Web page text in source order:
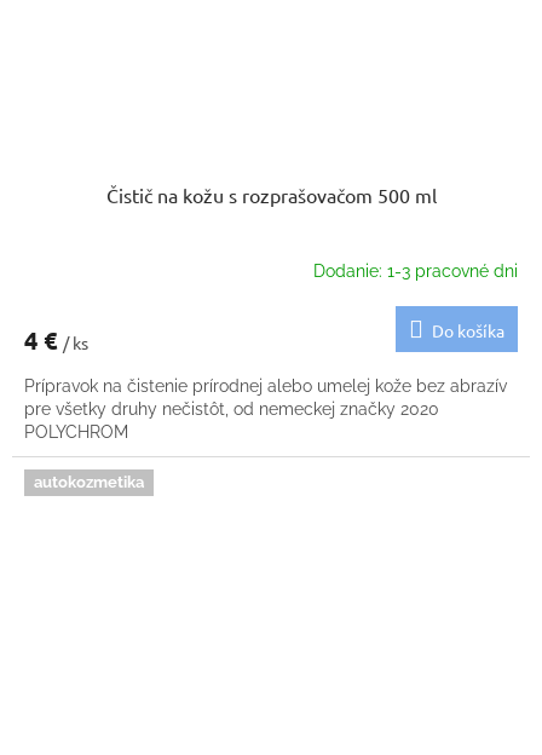
Čistič na kožu s rozprašovačom 500 ml
Dodanie: 1-3 pracovné dni
4 € / ks
Do košíka
Prípravok na čistenie prírodnej alebo umelej kože bez abrazív
pre všetky druhy nečistôt, od nemeckej značky 2020
POLYCHROM
autokozmetika